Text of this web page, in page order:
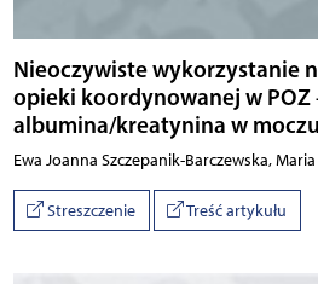
Nieoczywiste wykorzystanie
opieki koordynowanej w POZ
albumina/kreatynina w moczu
Ewa Joanna Szczepanik-Barczewska,
Streszczenie Treść artykułu